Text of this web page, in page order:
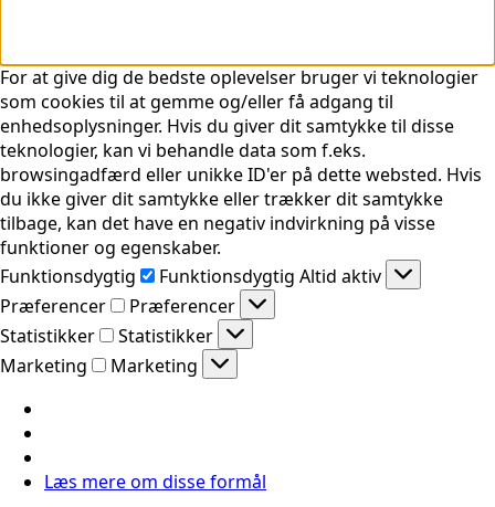
For at give dig de bedste oplevelser bruger vi teknologier
som cookies til at gemme og/eller få adgang til
enhedsoplysninger. Hvis du giver dit samtykke til disse
teknologier, kan vi behandle data som f.eks.
browsingadfærd eller unikke ID'er på dette websted. Hvis
du ikke giver dit samtykke eller trækker dit samtykke
tilbage, kan det have en negativ indvirkning på visse
funktioner og egenskaber.
Funktionsdygtig
Funktionsdygtig Altid aktiv
Præferencer
Præferencer
Statistikker
Statistikker
Marketing
Marketing
Læs mere om disse formål